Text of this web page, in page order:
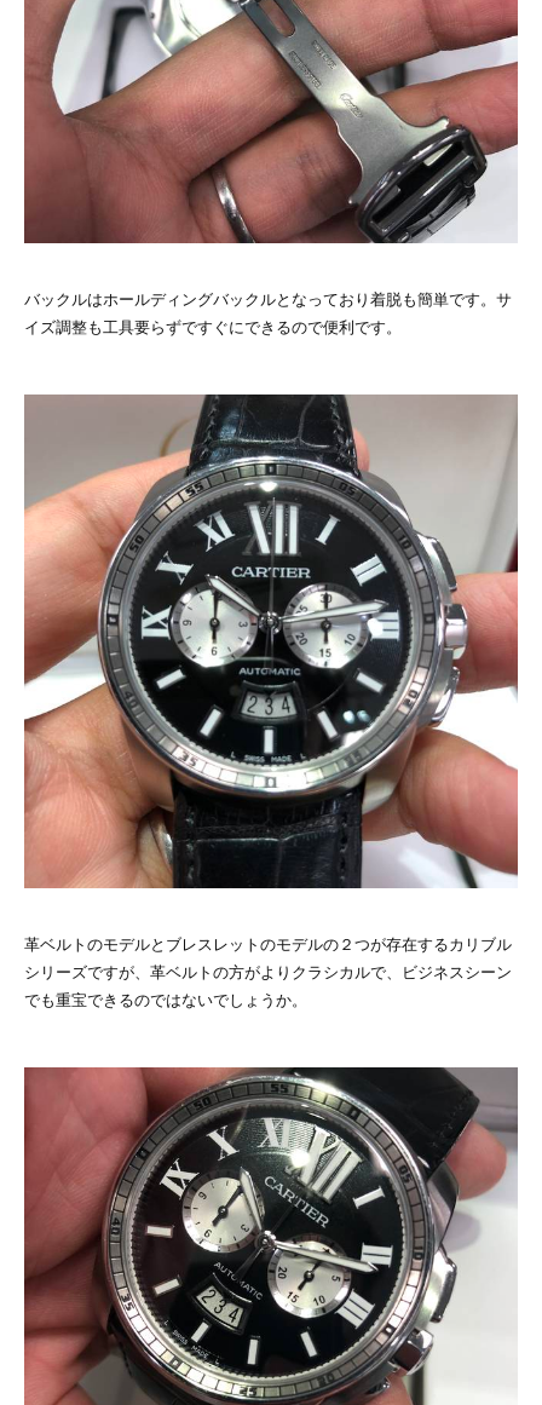
バックルはホールディングバックルとなっており着脱も簡単です。サ
イズ調整も工具要らずですぐにできるので便利です。
革ベルトのモデルとブレスレットのモデルの２つが存在するカリブル
シリーズですが、革ベルトの方がよりクラシカルで、ビジネスシーン
でも重宝できるのではないでしょうか。